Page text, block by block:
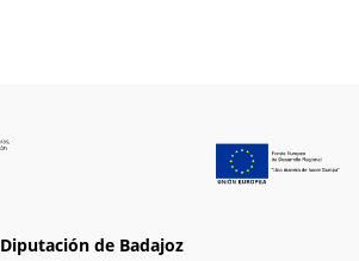
Diputación de Badajoz